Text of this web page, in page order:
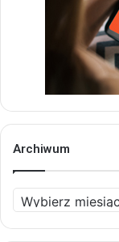
Archiwum
Archiwum